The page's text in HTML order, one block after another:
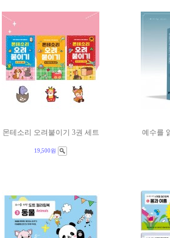
몬테소리 오려붙이기 3권 세트
19,500원
예수를